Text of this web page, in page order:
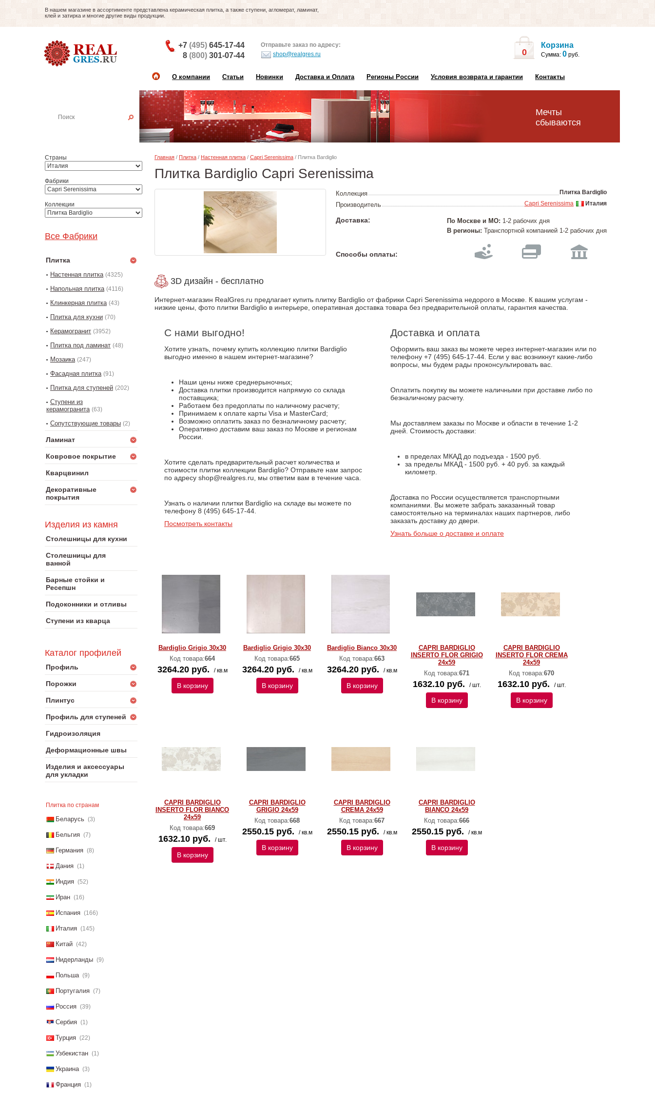
В нашем магазине в ассортименте представлена керамическая плитка, а также ступени, агломерат, ламинат,
клей и затирка и многие другие виды продукции.
+7 (495) 645-17-44
8 (800) 301-07-44
Отправьте заказ по адресу:
shop@realgres.ru
0
Корзина
Сумма: 0 руб.
О компании Статьи Новинки Доставка и Оплата Регионы России Условия возврата и гарантии Контакты
Мечты
сбываются
Страны
Фабрики
Коллекции
Все Фабрики
Плитка
Настенная плитка (4325)
Напольная плитка (4116)
Клинкерная плитка (43)
Плитка для кухни (70)
Керамогранит (3952)
Плитка под ламинат (48)
Мозаика (247)
Фасадная плитка (91)
Плитка для ступеней (202)
Ступени из
керамогранита (63)
Сопутствующие товары (2)
Ламинат
Ковровое покрытие
Кварцвинил
Декоративные
покрытия
Изделия из камня
Столешницы для кухни
Столешницы для
ванной
Барные стойки и
Ресепшн
Подоконники и отливы
Ступени из кварца
Каталог профилей
Профиль
Порожки
Плинтус
Профиль для ступеней
Гидроизоляция
Деформационные швы
Изделия и аксессуары
для укладки
Плитка по странам
Беларусь (3)
Бельгия (7)
Германия (8)
Дания (1)
Индия (52)
Иран (16)
Испания (166)
Италия (145)
Китай (42)
Нидерланды (9)
Польша (9)
Португалия (7)
Россия (39)
Сербия (1)
Турция (22)
Узбекистан (1)
Украина (3)
Франция (1)
Главная / Плитка / Настенная плитка / Capri Serenissima / Плитка Bardiglio
Плитка Bardiglio Capri Serenissima
Коллекция Плитка Bardiglio
Производитель Италия
Capri Serenissima
Доставка: По Москве и МО: 1-2 рабочих дня
В регионы: Транспортной компанией 1-2 рабочих дня
Способы оплаты:
3D дизайн - бесплатно
Интернет-магазин RealGres.ru предлагает купить плитку Bardiglio от фабрики Capri Serenissima недорого в Москве. К вашим услугам -
низкие цены, фото плитки Bardiglio в интерьере, оперативная доставка товара без предварительной оплаты, гарантия качества.
С нами выгодно!
Хотите узнать, почему купить коллекцию плитки Bardiglio
выгодно именно в нашем интернет-магазине?
Наши цены ниже среднерыночных;
Доставка плитки производится напрямую со склада
поставщика;
Работаем без предоплаты по наличному расчету;
Принимаем к оплате карты Visa и MasterCard;
Возможно оплатить заказ по безналичному расчету;
Оперативно доставим ваш заказ по Москве и регионам
России.
Хотите сделать предварительный расчет количества и
стоимости плитки коллекции Bardiglio? Отправьте нам запрос
по адресу shop@realgres.ru, мы ответим вам в течение часа.
Узнать о наличии плитки Bardiglio на складе вы можете по
телефону 8 (495) 645-17-44.
Посмотреть контакты
Доставка и оплата
Оформить ваш заказ вы можете через интернет-магазин или по
телефону +7 (495) 645-17-44. Если у вас возникнут какие-либо
вопросы, мы будем рады проконсультировать вас.
Оплатить покупку вы можете наличными при доставке либо по
безналичному расчету.
Мы доставляем заказы по Москве и области в течение 1-2
дней. Стоимость доставки:
в пределах МКАД до подъезда - 1500 руб.
за пределы МКАД - 1500 руб. + 40 руб. за каждый
километр.
Доставка по России осуществляется транспортными
компаниями. Вы можете забрать заказанный товар
самостоятельно на терминалах наших партнеров, либо
заказать доставку до двери.
Узнать больше о доставке и оплате
Bardiglio Grigio 30x30
Код товара:664
3264.20 руб. / кв.м
В корзину
Bardiglio Grigio 30x30
Код товара:665
3264.20 руб. / кв.м
В корзину
Bardiglio Bianco 30x30
Код товара:663
3264.20 руб. / кв.м
В корзину
CAPRI BARDIGLIO
INSERTO FLOR GRIGIO
24x59
Код товара:671
1632.10 руб. / шт.
В корзину
CAPRI BARDIGLIO
INSERTO FLOR CREMA
24x59
Код товара:670
1632.10 руб. / шт.
В корзину
CAPRI BARDIGLIO
INSERTO FLOR BIANCO
24x59
Код товара:669
1632.10 руб. / шт.
В корзину
CAPRI BARDIGLIO
GRIGIO 24x59
Код товара:668
2550.15 руб. / кв.м
В корзину
CAPRI BARDIGLIO
CREMA 24x59
Код товара:667
2550.15 руб. / кв.м
В корзину
CAPRI BARDIGLIO
BIANCO 24x59
Код товара:666
2550.15 руб. / кв.м
В корзину